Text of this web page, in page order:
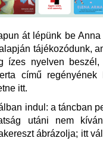
át lépünk be
tájékozódunk,
ízes nyelven beszél,
című
itt.
indul: a táncban
utáni nem
ábrázolja; itt